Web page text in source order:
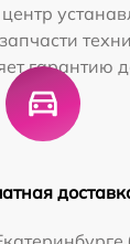
гарантию